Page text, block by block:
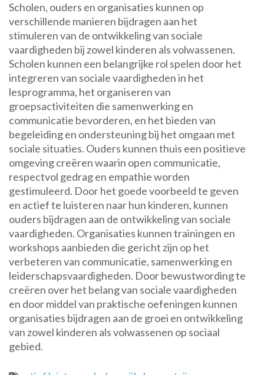
Scholen, ouders en organisaties kunnen op
verschillende manieren bijdragen aan het
stimuleren van de ontwikkeling van sociale
vaardigheden bij zowel kinderen als volwassenen.
Scholen kunnen een belangrijke rol spelen door het
integreren van sociale vaardigheden in het
lesprogramma, het organiseren van
groepsactiviteiten die samenwerking en
communicatie bevorderen, en het bieden van
begeleiding en ondersteuning bij het omgaan met
sociale situaties. Ouders kunnen thuis een positieve
omgeving creëren waarin open communicatie,
respectvol gedrag en empathie worden
gestimuleerd. Door het goede voorbeeld te geven
en actief te luisteren naar hun kinderen, kunnen
ouders bijdragen aan de ontwikkeling van sociale
vaardigheden. Organisaties kunnen trainingen en
workshops aanbieden die gericht zijn op het
verbeteren van communicatie, samenwerking en
leiderschapsvaardigheden. Door bewustwording te
creëren over het belang van sociale vaardigheden
en door middel van praktische oefeningen kunnen
organisaties bijdragen aan de groei en ontwikkeling
van zowel kinderen als volwassenen op sociaal
gebied.